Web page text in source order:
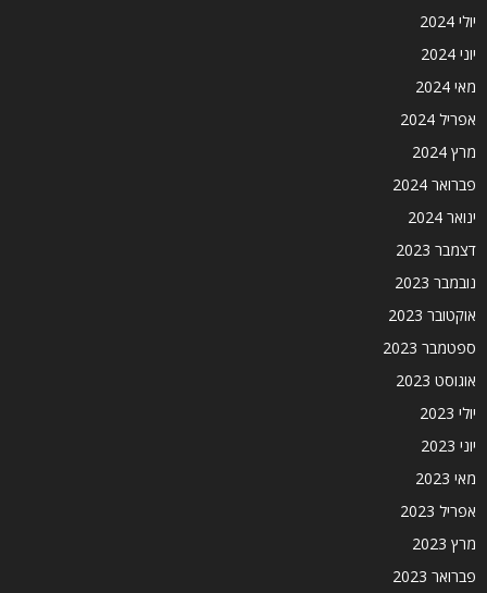
יולי 2024
יוני 2024
מאי 2024
אפריל 2024
מרץ 2024
פברואר 2024
ינואר 2024
דצמבר 2023
נובמבר 2023
אוקטובר 2023
ספטמבר 2023
אוגוסט 2023
יולי 2023
יוני 2023
מאי 2023
אפריל 2023
מרץ 2023
פברואר 2023